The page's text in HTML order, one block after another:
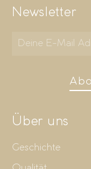
Newsletter
Über uns
Geschichte